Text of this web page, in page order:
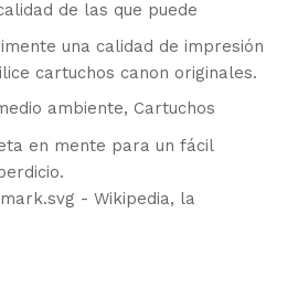
de las que puede
una calidad de impresión
cartuchos canon originales.
ambiente, Cartuchos
en mente para un fácil